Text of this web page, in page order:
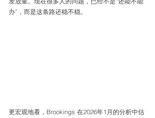
办”，而是这条路还稳不稳。
更宏观地看，Brookings 在2026年1月的分析中估